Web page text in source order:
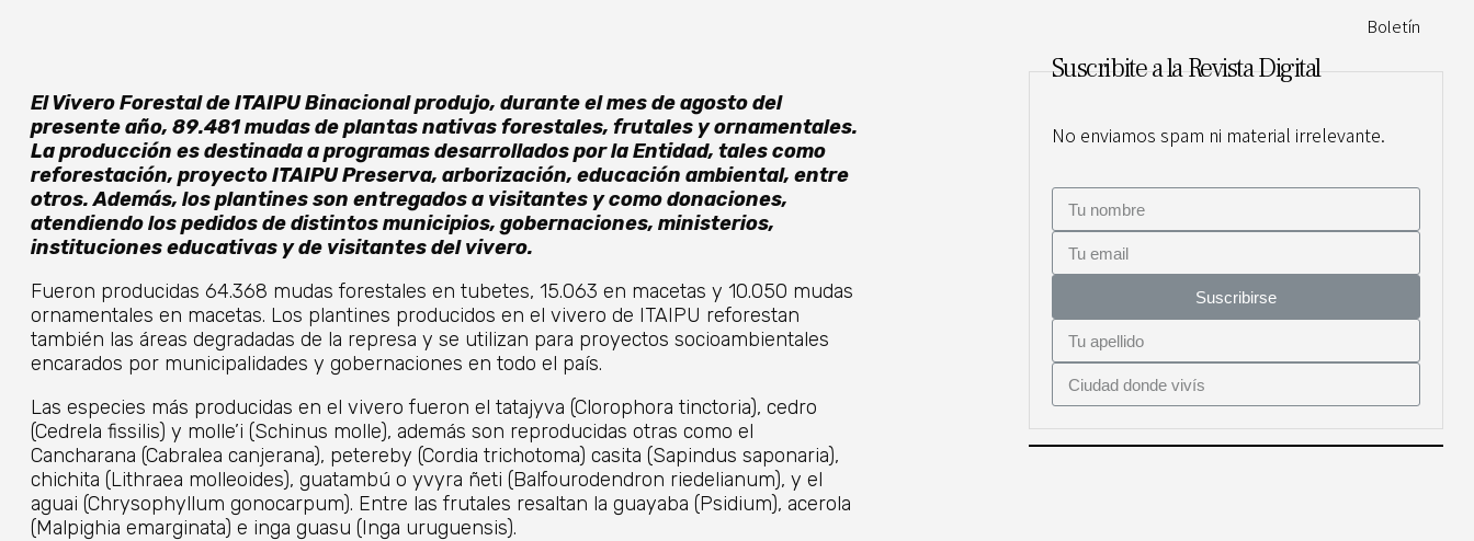
El Vivero Forestal de ITAIPU Binacional produjo, durante el mes de agosto del
presente año, 89.481 mudas de plantas nativas forestales, frutales y ornamentales.
La producción es destinada a programas desarrollados por la Entidad, tales como
reforestación, proyecto ITAIPU Preserva, arborización, educación ambiental, entre
otros. Además, los plantines son entregados a visitantes y como donaciones,
atendiendo los pedidos de distintos municipios, gobernaciones, ministerios,
instituciones educativas y de visitantes del vivero.
Fueron producidas 64.368 mudas forestales en tubetes, 15.063 en macetas y 10.050 mudas
ornamentales en macetas. Los plantines producidos en el vivero de ITAIPU reforestan
también las áreas degradadas de la represa y se utilizan para proyectos socioambientales
encarados por municipalidades y gobernaciones en todo el país.
Las especies más producidas en el vivero fueron el tatajyva (Clorophora tinctoria), cedro
(Cedrela fissilis) y molle’i (Schinus molle), además son reproducidas otras como el
Cancharana (Cabralea canjerana), petereby (Cordia trichotoma) casita (Sapindus saponaria),
chichita (Lithraea molleoides), guatambú o yvyra ñeti (Balfourodendron riedelianum), y el
aguai (Chrysophyllum gonocarpum). Entre las frutales resaltan la guayaba (Psidium), acerola
(Malpighia emarginata) e inga guasu (Inga uruguensis).
Boletín
Suscribite a la Revista Digital
No enviamos spam ni material irrelevante.
Suscribirse